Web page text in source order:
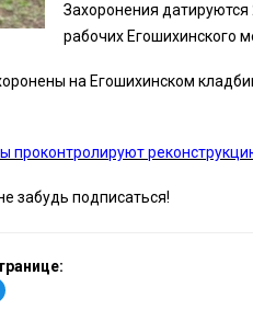
Захоронения
рабочих Егошихинского
на Егошихинском
проконтролируют
забудь подписаться!